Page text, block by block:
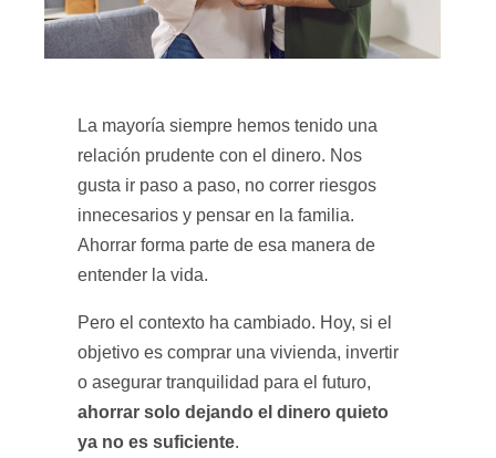
La mayoría siempre hemos tenido una
relación prudente con el dinero. Nos
gusta ir paso a paso, no correr riesgos
innecesarios y pensar en la familia.
Ahorrar forma parte de esa manera de
entender la vida.
Pero el contexto ha cambiado. Hoy, si el
objetivo es comprar una vivienda, invertir
o asegurar tranquilidad para el futuro,
ahorrar solo dejando el dinero quieto
ya no es suficiente.